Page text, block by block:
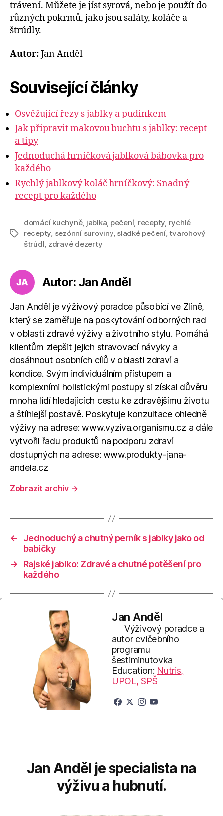
trávení. Můžete je jíst syrová, nebo je použít do
různých pokrmů, jako jsou saláty, koláče a
štrúdly.
Autor:Jan Anděl
Související články
Osvěžující řezy s jablky a pudinkem
Jak připravit makovou buchtu s jablky: recept
a tipy
Jednoduchá hrníčková jablková bábovka pro
každého
Rychlý jablkový koláč hrníčkový: Snadný
recept pro každého
Štítky
domácí kuchyně, jablka, pečení, recepty, rychlé
recepty, sezónní suroviny, sladké pečení,tvarohový
štrúdl, zdravé dezerty
Autor: Jan Anděl
Jan Anděl je výživový poradce působící ve Zlíně,
který se zaměřuje na poskytování odborných rad
v oblasti zdravé výživy a životního stylu. Pomáhá
klientům zlepšit jejich stravovací návyky a
dosáhnout osobních cílů v oblasti zdraví a
kondice. Svým individuálním přístupem a
komplexními holistickými postupy si získal důvěru
mnoha lidí hledajících cestu ke zdravějšímu životu
a štíhlejší postavě. Poskytuje konzultace ohledně
výživy na adrese: www.vyziva.organismu.cz a dále
vytvořil řadu produktů na podporu zdraví
dostupných na adrese: www.produkty-jana-
andela.cz
Zobrazit archiv →
←
Jednoduchý a chutný perník s jablky jako od
babičky
→
Rajské jablko: Zdravé a chutné potěšení pro
každého
Jan Anděl
Výživový poradce a
autor cvičebního
programu
šestiminutovka
Education: Nutris,
UPOL, SPŠ
Jan Anděl je specialista na
výživu a hubnutí.